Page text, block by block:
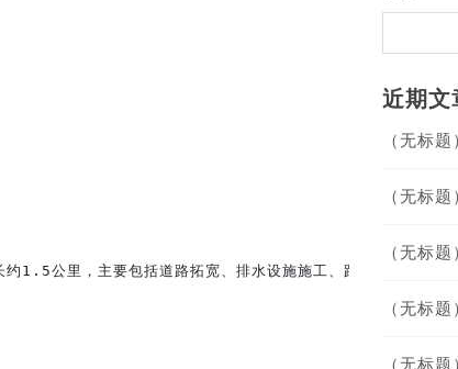
1.5公里，主要包括道路拓宽、排水设施施工、路面铺设以及交
近期文
（无标题
（无标题
（无标题
（无标题
（无标题